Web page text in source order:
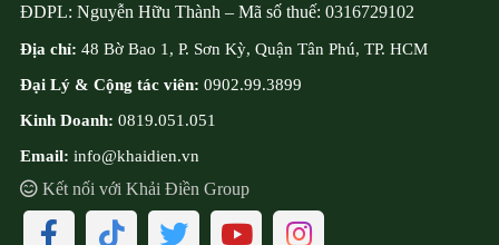
ĐDPL: Nguyễn Hữu Thành – Mã số thuế: 0316729102
Địa chỉ: 48 Bờ Bao 1, P. Sơn Kỳ, Quận Tân Phú, TP. HCM
Đại Lý & Cộng tác viên: 0902.99.3899
Kinh Doanh: 0819.051.051
Email: info@khaidien.vn
Kết nối với Khải Điền Group